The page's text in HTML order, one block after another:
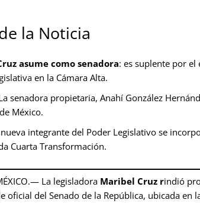
la Noticia
asume como senadora: es suplente por el
en la Cámara Alta.
senadora propietaria, Anahí González
México.
integrante del Poder Legislativo se
Cuarta Transformación.
La legisladora Maribel Cruz rindió
oficial del Senado de la República, ubicada